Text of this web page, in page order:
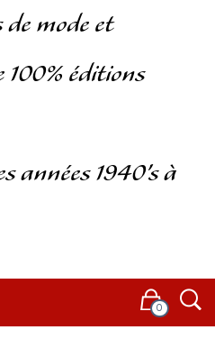
de mode et
100% éditions
années 1940’s à
0